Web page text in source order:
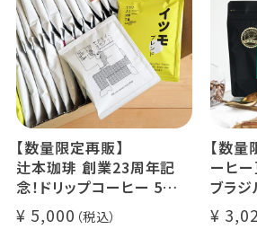
【数量限定再販】
辻本珈琲 創業23周年記
念！ドリップコーヒー 5種
50杯セット
アニバーサリーブレンド（コ
5,000
【数量
ーヒー
ブラジ
レ・ド
200g